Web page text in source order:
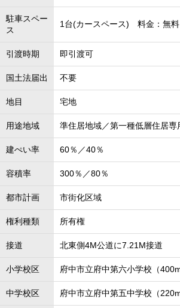
駐車スペー
ス
1台(カースペース) 料金：無料
引渡時期 即引渡可
国土法届出 不要
地目 宅地
用途地域 準住居地域／第一種低層住居専
建ぺい率 60％／40％
容積率 300％／80％
都市計画 市街化区域
権利種類 所有権
接道 北東側4M公道に7.21M接道
小学校区 府中市立府中第六小学校（400m
中学校区 府中市立府中第五中学校（220m